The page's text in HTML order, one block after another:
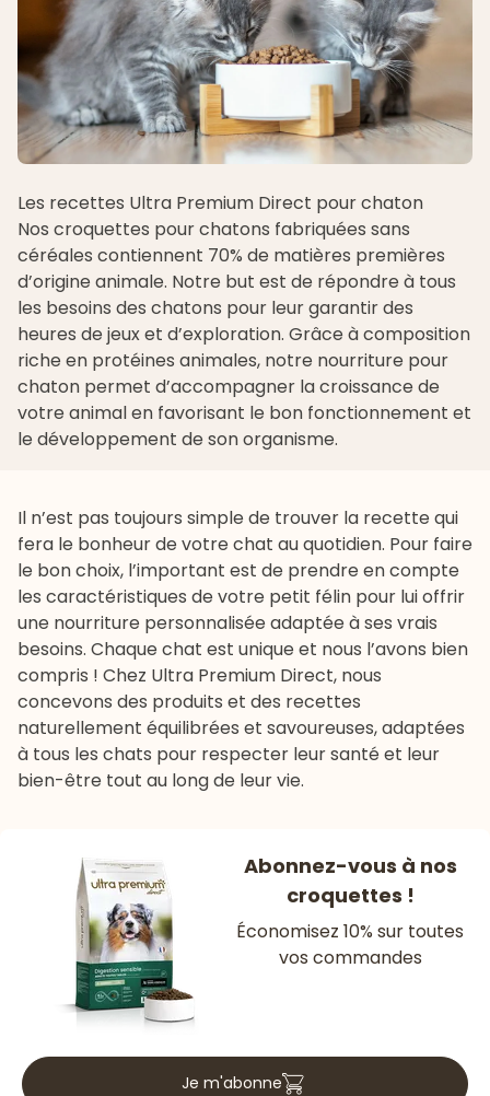
Les recettes Ultra Premium Direct pour chaton
Nos croquettes pour chatons fabriquées sans
céréales contiennent 70% de matières premières
d’origine animale. Notre but est de répondre à tous
les besoins des chatons pour leur garantir des
heures de jeux et d’exploration. Grâce à composition
riche en protéines animales, notre nourriture pour
chaton permet d’accompagner la croissance de
votre animal en favorisant le bon fonctionnement et
le développement de son organisme.
Il n’est pas toujours simple de trouver la recette qui
fera le bonheur de votre chat au quotidien. Pour faire
le bon choix, l’important est de prendre en compte
les caractéristiques de votre petit félin pour lui offrir
une nourriture personnalisée adaptée à ses vrais
besoins. Chaque chat est unique et nous l’avons bien
compris ! Chez Ultra Premium Direct, nous
concevons des produits et des recettes
naturellement équilibrées et savoureuses, adaptées
à tous les chats pour respecter leur santé et leur
bien-être tout au long de leur vie.
Abonnez-vous à nos
croquettes !
Économisez 10% sur toutes
vos commandes
Je m'abonne